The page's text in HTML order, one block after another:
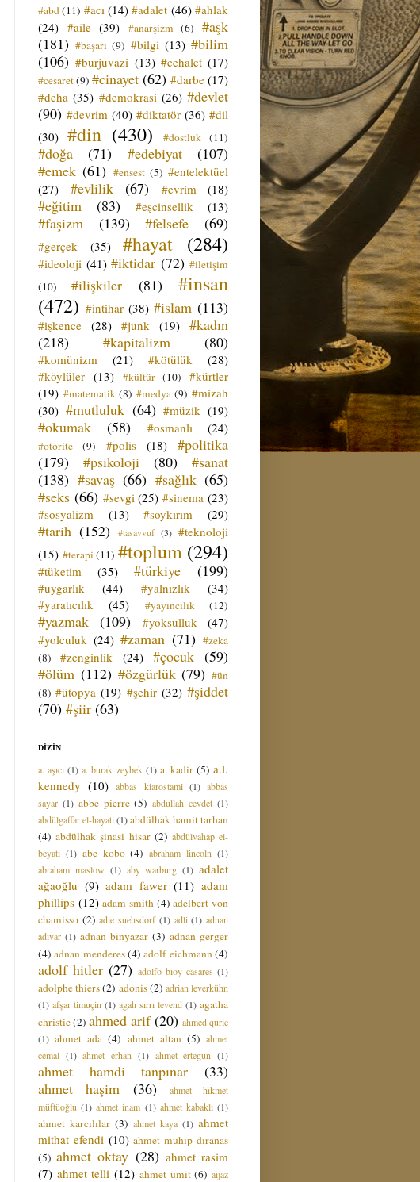
#abd (11) #acı (14) #adalet (46) #ahlak
(24) #aile (39) #anarşizm (6)
#aşk
(181) #başarı (9) #bilgi (13) #bilim
(106) #burjuvazi (13) #cehalet (17)
#cesaret(9) #cinayet (62) #darbe (17)
#deha (35) #demokrasi (26) #devlet
(90) #devrim (40) #diktatör (36) #dil
(30) #din (430) #dostluk (11)
#doğa (71) #edebiyat
(107)
#emek (61) #ensest (5) #entelektüel
(27)
#evlilik (67) #evrim (18)
#eğitim (83) #eşcinsellik (13)
#faşizm (139) #felsefe (69)
#gerçek (35) #hayat (284)
#ideoloji (41) #iktidar (72) #iletişim
(10)
#ilişkiler (81)
#insan
(472) #intihar (38) #islam (113)
#işkence (28) #junk (19) #kadın
(218)
#kapitalizm (80)
#komünizm (21) #kötülük
(28)
#köylüler (13) #kültür (10)
#kürtler
(19) #matematik (8) #medya (9) #mizah
(30) #mutluluk (64) #müzik (19)
#okumak (58) #osmanlı (24)
#otorite (9) #polis (18)
#politika
(179)
#psikoloji (80)
#sanat
(138) #savaş (66) #sağlık (65)
#seks (66) #sevgi (25) #sinema (23)
#sosyalizm
(13) #soykırım (29)
#tarih (152) #tasavvuf (3) #teknoloji
(15) #terapi (11) #toplum (294)
#tüketim (35) #türkiye (199)
#uygarlık (44) #yalnızlık
(34)
#yaratıcılık
(45) #yayıncılık (12)
#yazmak (109) #yoksulluk
(47)
#yolculuk (24) #zaman (71) #zeka
(8)
#zenginlik (24) #çocuk (59)
#ölüm (112) #özgürlük (79) #ün
(8) #ütopya (19) #şehir (32) #şiddet
(70) #şiir (63)
DİZİN
a. aşıcı (1) a. burak zeybek (1) a. kadir (5) a.l.
kennedy (10) abbas kiarostami (1) abbas
sayar (1) abbe pierre (5) abdullah cevdet (1)
abdülgaffar el-hayati(1)abdülhak hamit tarhan
(4) abdülhak şinasi hisar (2) abdülvahap el-
beyati (1) abe kobo (4) abraham lincoln (1)
abraham maslow (1) aby warburg (1) adalet
ağaoğlu (9) adam fawer (11) adam
phillips (12) adam smith (4) adelbert von
chamisso (2) adie suehsdorf (1) adli (1) adnan
adıvar (1) adnan binyazar (3) adnan gerger
(4) adnan menderes(4) adolf eichmann (4)
adolf hitler (27) adolfo bioy casares (1)
adolphe thiers(2) adonis(2) adrian leverkühn
(1) afşar timuçin (1) agah sırrı levend (1) agatha
christie(2) ahmed arif (20) ahmed qurie
(1) ahmet ada (4) ahmet altan (5) ahmet
cemal (1) ahmet erhan (1) ahmet ertegün (1)
ahmet hamdi tanpınar
(33)
ahmet haşim
(36)
ahmet hikmet
müftüoğlu (1) ahmet inam (1) ahmet kabaklı (1)
ahmet karcılılar (3) ahmet kaya (1) ahmet
mithat efendi (10) ahmet muhip dıranas
(5) ahmet oktay (28) ahmet rasim
(7) ahmet telli (12) ahmet ümit (6) aijaz